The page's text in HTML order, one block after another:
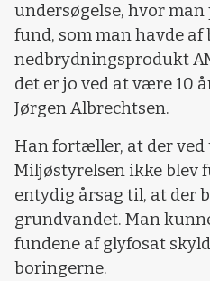
undersøgelse, hvor man
fund, som man havde af
nedbrydningsprodukt
det er jo ved at være 10
Jørgen Albrechtsen.
Han fortæller, at der ved
Miljøstyrelsen ikke blev
entydig årsag til, at der
grundvandet. Man
fundene af glyfosat
boringerne.